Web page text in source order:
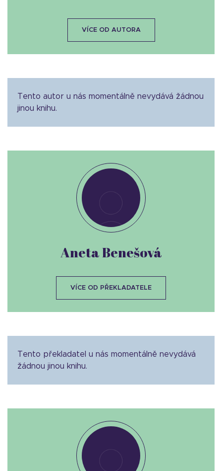
Tento autor u nás momentálně nevydává žádnou
jinou knihu.
VÍCE OD AUTORA
Tento překladatel u nás momentálně nevydává
žádnou jinou knihu.
Aneta Benešová
VÍCE OD PŘEKLADATELE